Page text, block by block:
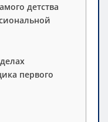
детства
первого